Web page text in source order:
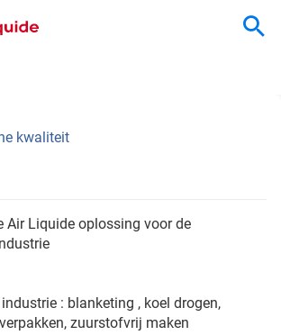
kwaliteit
Air Liquide oplossing voor de
: blanketing , koel drogen,
zuurstofvrij maken